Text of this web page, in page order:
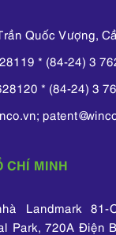
Quốc Vượng,
* (84-24) 3
* (84-24) 3
CHÍ MINH
Landmark 81-
Park, 720A Điện